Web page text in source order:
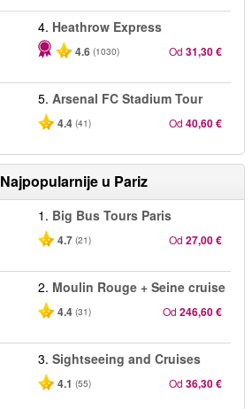
4. Heathrow Express
4.6 (1030) Od 31,30 €
5. Arsenal FC Stadium Tour
4.4 (41) Od 40,60 €
Najpopularnije u Pariz
1. Big Bus Tours Paris
4.7 (21) Od 27,00 €
2. Moulin Rouge + Seine cruise
4.4 (31) Od 246,60 €
3. Sightseeing and Cruises
4.1 (55) Od 36,30 €